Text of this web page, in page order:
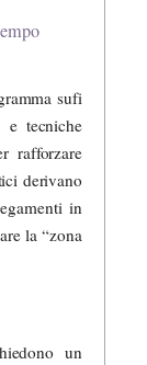
sufi
tecniche
rafforzare
derivano
in
la “zona
un